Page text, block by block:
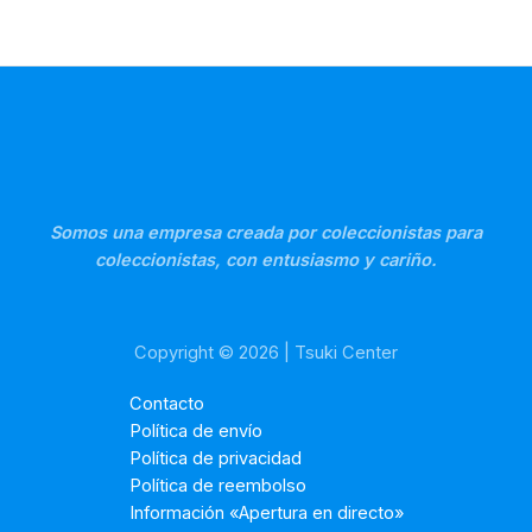
Somos una empresa creada por coleccionistas para
coleccionistas, con entusiasmo y cariño.
Copyright © 2026 | Tsuki Center
Contacto
Política de envío
Política de privacidad
Política de reembolso
Información «Apertura en directo»